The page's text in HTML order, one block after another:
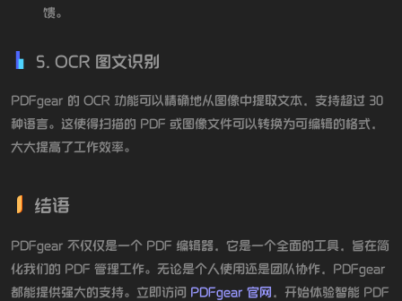
馈。
5. OCR 图文识别
PDFgear 的 OCR 功能可以精确地从图像中提取文本，支持超过 30
种语言。这使得扫描的 PDF 或图像文件可以转换为可编辑的格式，
大大提高了工作效率。
结语
PDFgear 不仅仅是一个 PDF 编辑器，它是一个全面的工具，旨在简
化我们的 PDF 管理工作。无论是个人使用还是团队协作，PDFgear
都能提供强大的支持。立即访问 PDFgear 官网 ，开始体验智能 PDF